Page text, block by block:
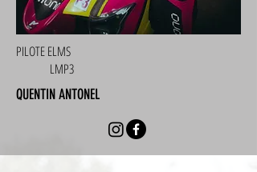
PILOTE ELMS
LMP3
QUENTIN ANTONEL